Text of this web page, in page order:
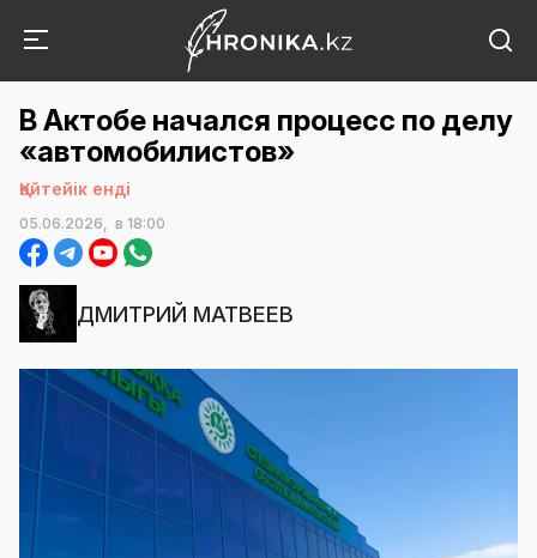
В Актобе начался процесс по делу
«автомобилистов»
Қайтейік енді
05.06.2026, в 18:00
ДМИТРИЙ МАТВЕЕВ